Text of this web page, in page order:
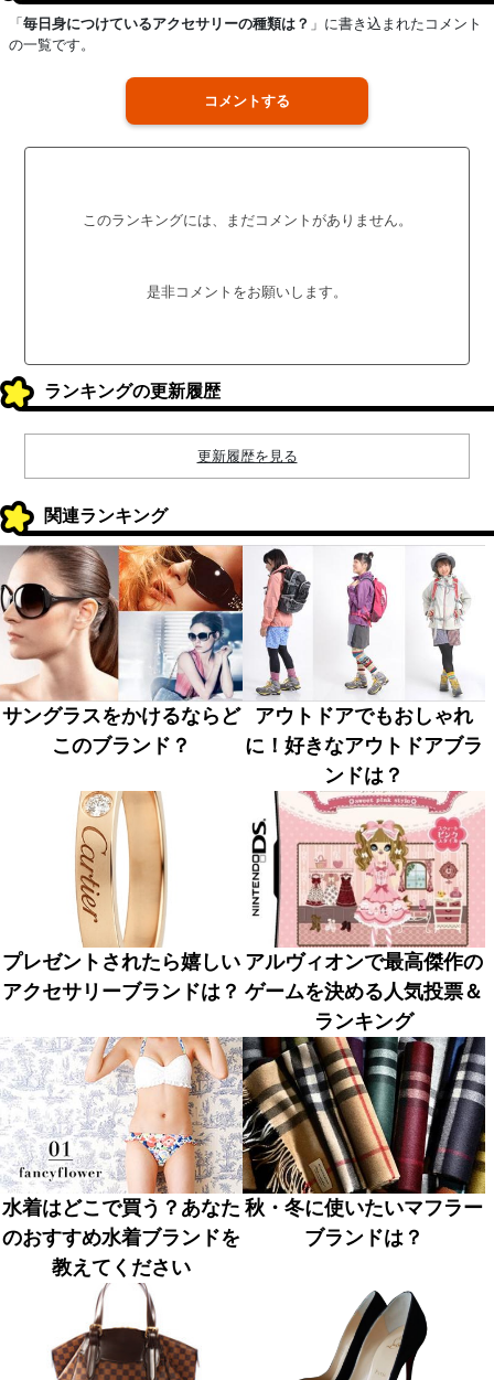
「 毎日身につけているアクセサリーの種類は？ 」に書き込まれたコメント
の一覧です。
コメントする
このランキングには、まだコメントがありません。
是非コメントをお願いします。
ランキングの更新履歴
更新履歴を見る
関連ランキング
サングラスをかけるならど
このブランド？
アウトドアでもおしゃれ
に！好きなアウトドアブラ
ンドは？
プレゼントされたら嬉しい
アクセサリーブランドは？
アルヴィオンで最高傑作の
ゲームを決める人気投票＆
ランキング
水着はどこで買う？あなた
のおすすめ水着ブランドを
教えてください
秋・冬に使いたいマフラー
ブランドは？